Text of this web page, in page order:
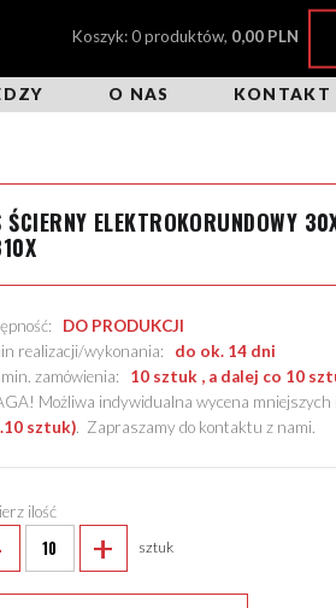
Koszyk: 0 produktów, 0,00 PLN
O NAS KONTAKT
ŚCIERNY ELEKTROKORUNDOWY
DO PRODUKCJI
realizacji/wykonania: do ok. 14 dni
min. zamówienia: 10 sztuk , a dalej co 10
Możliwa indywidualna wycena mniejszych
sztuk). Zapraszamy do kontaktu z nami.
ilość
+ sztuk